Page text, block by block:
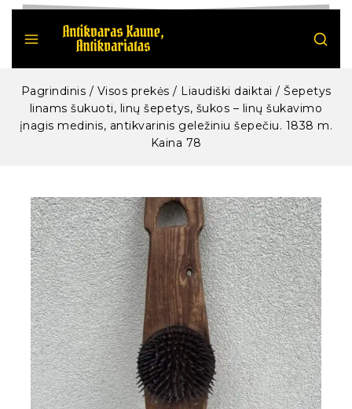
Pagrindinis / Visos prekės / Liaudiški daiktai / Šepetys
linams šukuoti, linų šepetys, šukos – linų šukavimo
įnagis medinis, antikvarinis geležiniu šepečiu. 1838 m.
Kaina 78